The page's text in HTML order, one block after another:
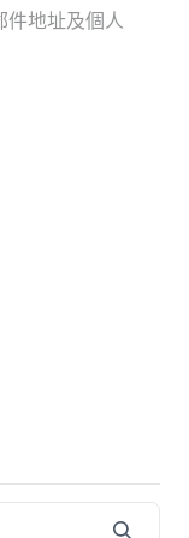
件地址及個人